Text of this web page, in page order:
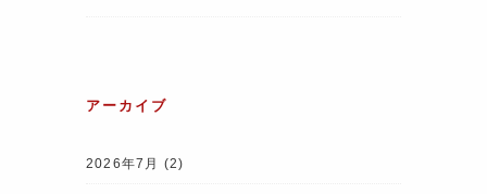
アーカイブ
2026年7月 (2)